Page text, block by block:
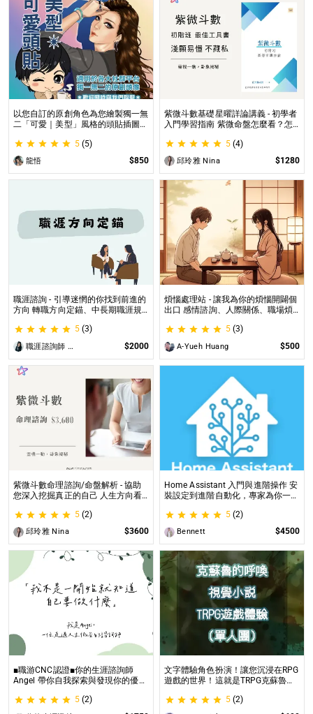
以您自訂的原創角色為您繪製獨一無
二「可愛｜美型」風格的頭貼插圖！
情」和「動作」的理想頭貼！
5 (5)
龍悟 $850
紫微斗數基礎星曜詳論講義 - 初學者
入門學習指南 紫微命盤怎麼看？怎
工具書，淺顯易懂不藏私！
5 (4)
邱玲雅 Nina $1280
職涯諮詢 - 引導迷惘的你找到前進的
方向 轉職方向定錨、中長期職涯規
5 (3)
職涯諮詢師 阿紫 $2000
煩惱處理站 - 讓我為你的煩惱開闢個
出口 感情諮詢、人際關係、職場煩
5 (3)
A-Yueh Huang $500
紫微斗數命理諮詢/命盤解析 - 協助
您深入挖掘真正的自己 人生方向看
璀璨一生
5 (2)
邱玲雅 Nina $3600
Home Assistant 入門與進階操作 安
裝設定到進階自動化，專家為你一對
5 (2)
Bennett $4500
■職游CNC認證■你的生涯諮詢師
Angel 帶你自我探索與發現你的優勢
生涯諮詢師 Angel 為你服務😊
5 (2)
文字體驗角色扮演！讓您沉浸在RPG
遊戲的世界！這就是TRPG克蘇魯的
驗桌上型角色扮演遊戲（TRPG）的
5 (2)